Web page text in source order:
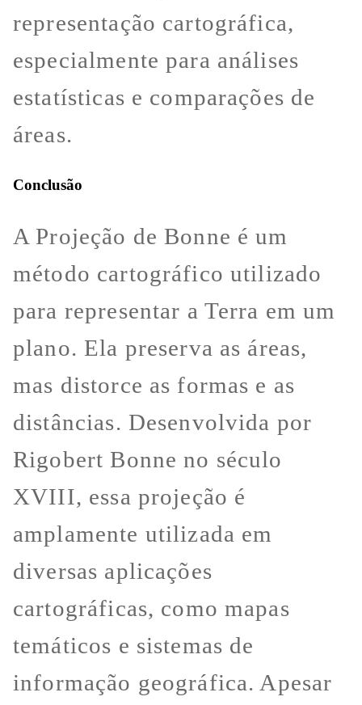
representação cartográfica,
especialmente para análises
estatísticas e comparações de
áreas.
Conclusão
A Projeção de Bonne é um
método cartográfico utilizado
para representar a Terra em um
plano. Ela preserva as áreas,
mas distorce as formas e as
distâncias. Desenvolvida por
Rigobert Bonne no século
XVIII, essa projeção é
amplamente utilizada em
diversas aplicações
cartográficas, como mapas
temáticos e sistemas de
informação geográfica. Apesar